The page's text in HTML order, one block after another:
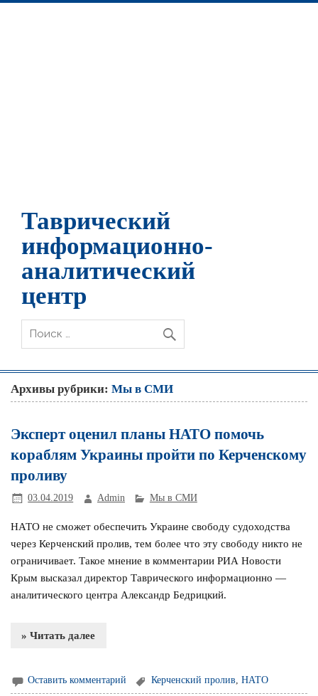
Таврический
информационно-
аналитический
центр
Архивы рубрики:Мы в СМИ
Эксперт оценил планы НАТО помочь
кораблям Украины пройти по Керченскому
проливу
03.04.2019 Admin Мы в СМИ
НАТО не сможет обеспечить Украине свободу судоходства
через Керченский пролив, тем более что эту свободу никто не
ограничивает. Такое мнение в комментарии РИА Новости
Крым высказал директор Таврического информационно —
аналитического центра Александр Бедрицкий.
» Читать далее
Оставить комментарий Керченский пролив ,НАТО